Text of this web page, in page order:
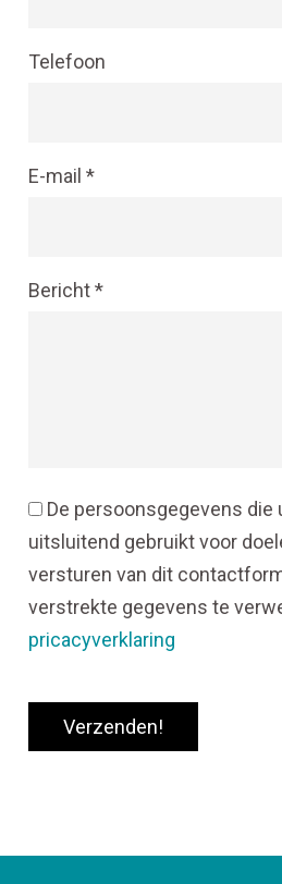
Telefoon
E-mail *
Bericht*
De persoonsgegevens
uitsluitend gebruikt voor
versturen van dit
verstrekte gegevens te
pricacyverklaring